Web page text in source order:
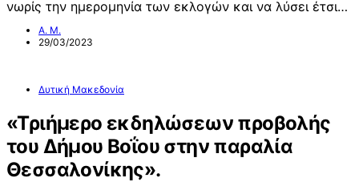
νωρίς την ημερομηνία των εκλογών και να λύσει έτσι…
Α. Μ.
29/03/2023
Δυτική Μακεδονία
«Τριήμερο εκδηλώσεων προβολής
του Δήμου Βοΐου στην παραλία
Θεσσαλονίκης».